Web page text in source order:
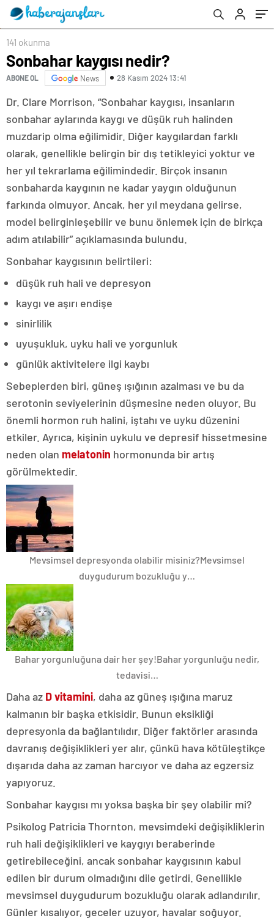
141 okunma
Sonbahar kaygısı nedir?
ABONE OL News 28 Kasım 2024 13:41
Dr. Clare Morrison, “Sonbahar kaygısı, insanların
sonbahar aylarında kaygı ve düşük ruh halinden
muzdarip olma eğilimidir. Diğer kaygılardan farklı
olarak, genellikle belirgin bir dış tetikleyici yoktur ve
her yıl tekrarlama eğilimindedir. Birçok insanın
sonbaharda kaygının ne kadar yaygın olduğunun
farkında olmuyor. Ancak, her yıl meydana gelirse,
model belirginleşebilir ve bunu önlemek için de birkça
adım atılabilir” açıklamasında bulundu.
Sonbahar kaygısının belirtileri:
düşük ruh hali ve depresyon
kaygı ve aşırı endişe
sinirlilik
uyuşukluk, uyku hali ve yorgunluk
günlük aktivitelere ilgi kaybı
Sebeplerden biri, güneş ışığının azalması ve bu da
serotonin seviyelerinin düşmesine neden oluyor. Bu
önemli hormon ruh halini, iştahı ve uyku düzenini
etkiler. Ayrıca, kişinin uykulu ve depresif hissetmesine
neden olan melatonin hormonunda bir artış
görülmektedir.
Mevsimsel depresyonda olabilir misiniz?Mevsimsel
duygudurum bozukluğu y…
Bahar yorgunluğuna dair her şey!Bahar yorgunluğu nedir,
tedavisi…
Daha az D vitamini, daha az güneş ışığına maruz
kalmanın bir başka etkisidir. Bunun eksikliği
depresyonla da bağlantılıdır. Diğer faktörler arasında
davranış değişiklikleri yer alır, çünkü hava kötüleştikçe
dışarıda daha az zaman harcıyor ve daha az egzersiz
yapıyoruz.
Sonbahar kaygısı mı yoksa başka bir şey olabilir mi?
Psikolog Patricia Thornton, mevsimdeki değişikliklerin
ruh hali değişiklikleri ve kaygıyı beraberinde
getirebileceğini, ancak sonbahar kaygısının kabul
edilen bir durum olmadığını dile getirdi. Genellikle
mevsimsel duygudurum bozukluğu olarak adlandırılır.
Günler kısalıyor, geceler uzuyor, havalar soğuyor.